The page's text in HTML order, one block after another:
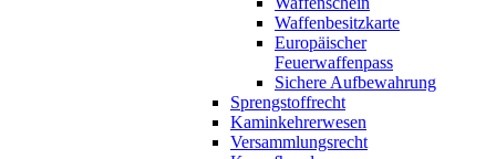
Waffenbesitzkarte
Europäischer
Feuerwaffenpass
Sichere Aufbewahrung
Sprengstoffrecht
Kaminkehrerwesen
Versammlungsrecht